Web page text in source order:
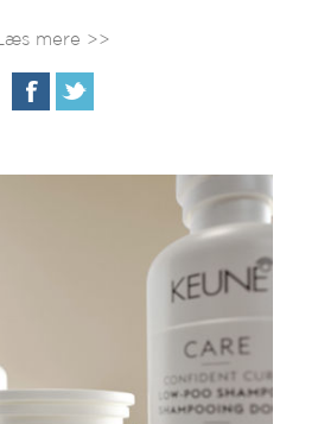
Læs mere >>